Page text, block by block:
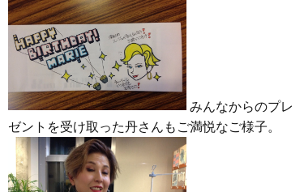
みんなからのプレ
ゼントを受け取った丹さんもご満悦なご様子。